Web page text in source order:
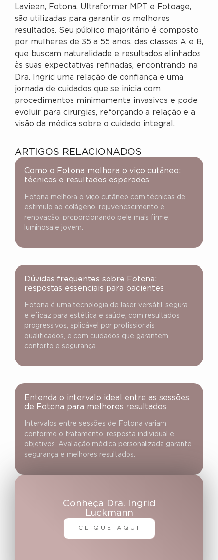
Lavieen, Fotona, Ultraformer MPT e Fotoage,
são utilizadas para garantir os melhores
resultados. Seu público majoritário é composto
por mulheres de 35 a 55 anos, das classes A e B,
que buscam naturalidade e resultados alinhados
às suas expectativas refinadas, encontrando na
Dra. Ingrid uma relação de confiança e uma
jornada de cuidados que se inicia com
procedimentos minimamente invasivos e pode
evoluir para cirurgias, reforçando a relação e a
visão da médica sobre o cuidado integral.
ARTIGOS RELACIONADOS
Como o Fotona melhora o viço cutâneo:
técnicas e resultados esperados
Fotona melhora o viço cutâneo com técnicas de
estímulo ao colágeno, rejuvenescimento e
renovação, proporcionando pele mais firme,
luminosa e jovem.
Dúvidas frequentes sobre Fotona:
respostas essenciais para pacientes
Fotona é uma tecnologia de laser versátil, segura
e eficaz para estética e saúde, com resultados
progressivos, aplicável por profissionais
qualificados, e com cuidados que garantem
conforto e segurança.
Entenda o intervalo ideal entre as sessões
de Fotona para melhores resultados
Intervalos entre sessões de Fotona variam
conforme o tratamento, resposta individual e
objetivos. Avaliação médica personalizada garante
segurança e melhores resultados.
Conheça Dra. Ingrid
Luckmann
CLIQUE AQUI